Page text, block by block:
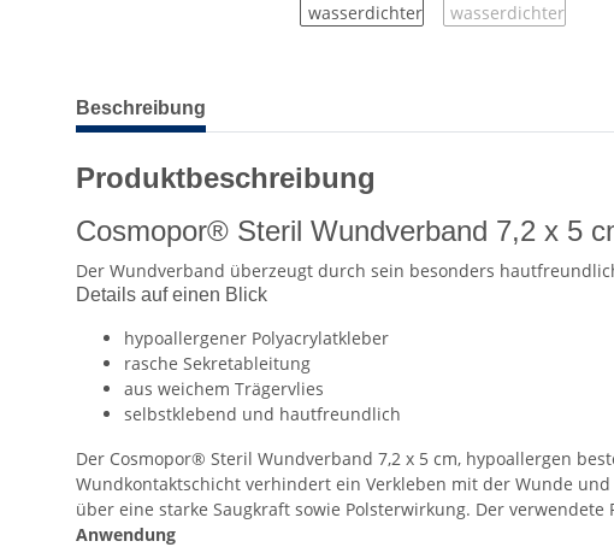
weitere Registerkarten anzeigen
Beschreibung
Produktbeschreibung
Cosmopor® Steril Wundverband 7,2 x 5
Der Wundverband überzeugt durch sein besonders
Details auf einen Blick
hypoallergener Polyacrylatkleber
rasche Sekretableitung
aus weichem Trägervlies
selbstklebend und hautfreundlich
Der Cosmopor® Steril Wundverband 7,2 x 5 cm, hypoallergen
Wundkontaktschicht verhindert ein Verkleben mit der Wunde
über eine starke Saugkraft sowie Polsterwirkung. Der
Anwendung